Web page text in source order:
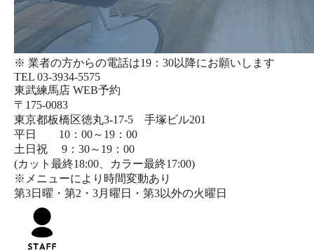
※ 業者の方からの電話は19：30以降にお願いします
TEL 03-3934-5575
東武練馬店 WEB予約
〒175-0083
東京都板橋区徳丸3-17-5 手塚ビル201
平日 10：00～19：00
土日祝 9：30～19：00
(カット最終18:00、カラー最終17:00)
※メニューにより時間変動あり
第3日曜・第2・3月曜日・第3以外の火曜日